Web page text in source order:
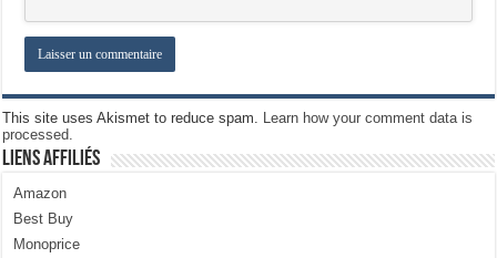
This site uses Akismet to reduce spam. Learn how your comment data is
processed.
Liens Affiliés
Amazon
Best Buy
Monoprice